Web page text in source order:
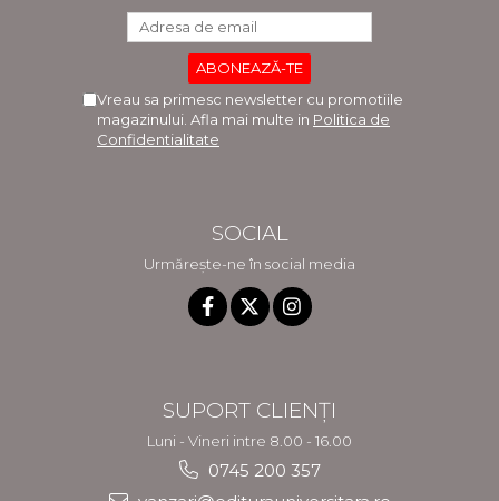
Vreau sa primesc newsletter cu promotiile
magazinului. Afla mai multe in Politica de
Confidentialitate
SOCIAL
Urmărește-ne în social media
SUPORT CLIENȚI
Luni - Vineri intre 8.00 - 16.00
0745 200 357